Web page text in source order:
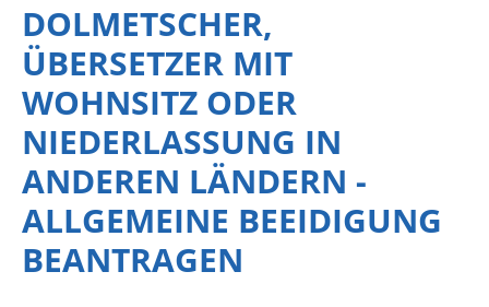
DOLMETSCHER,
ÜBERSETZER MIT
WOHNSITZ ODER
NIEDERLASSUNG IN
ANDEREN LÄNDERN -
ALLGEMEINE BEEIDIGUNG
BEANTRAGEN